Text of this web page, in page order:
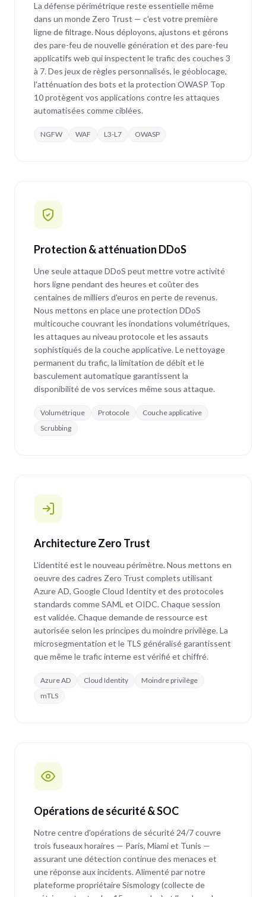
La défense périmétrique reste essentielle même
dans un monde Zero Trust — c'est votre première
ligne de filtrage. Nous déployons, ajustons et gérons
des pare-feu de nouvelle génération et des pare-feu
applicatifs web qui inspectent le trafic des couches 3
à 7. Des jeux de règles personnalisés, le géoblocage,
l'atténuation des bots et la protection OWASP Top
10 protègent vos applications contre les attaques
automatisées comme ciblées.
NGFW WAF L3-L7 OWASP
Protection & atténuation DDoS
Une seule attaque DDoS peut mettre votre activité
hors ligne pendant des heures et coûter des
centaines de milliers d'euros en perte de revenus.
Nous mettons en place une protection DDoS
multicouche couvrant les inondations volumétriques,
les attaques au niveau protocole et les assauts
sophistiqués de la couche applicative. Le nettoyage
permanent du trafic, la limitation de débit et le
basculement automatique garantissent la
disponibilité de vos services même sous attaque.
Volumétrique Protocole
Couche applicative
Scrubbing
Architecture Zero Trust
L'identité est le nouveau périmètre. Nous mettons en
oeuvre des cadres Zero Trust complets utilisant
Azure AD, Google Cloud Identity et des protocoles
standards comme SAML et OIDC. Chaque session
est validée. Chaque demande de ressource est
autorisée selon les principes du moindre privilège. La
microsegmentation et le TLS généralisé garantissent
que même le trafic interne est vérifié et chiffré.
Azure AD Cloud Identity
Moindre privilège
mTLS
Opérations de sécurité & SOC
Notre centre d'opérations de sécurité 24/7 couvre
trois fuseaux horaires — Paris, Miami et Tunis —
assurant une détection continue des menaces et
une réponse aux incidents. Alimenté par notre
plateforme propriétaire Sismology (collecte de